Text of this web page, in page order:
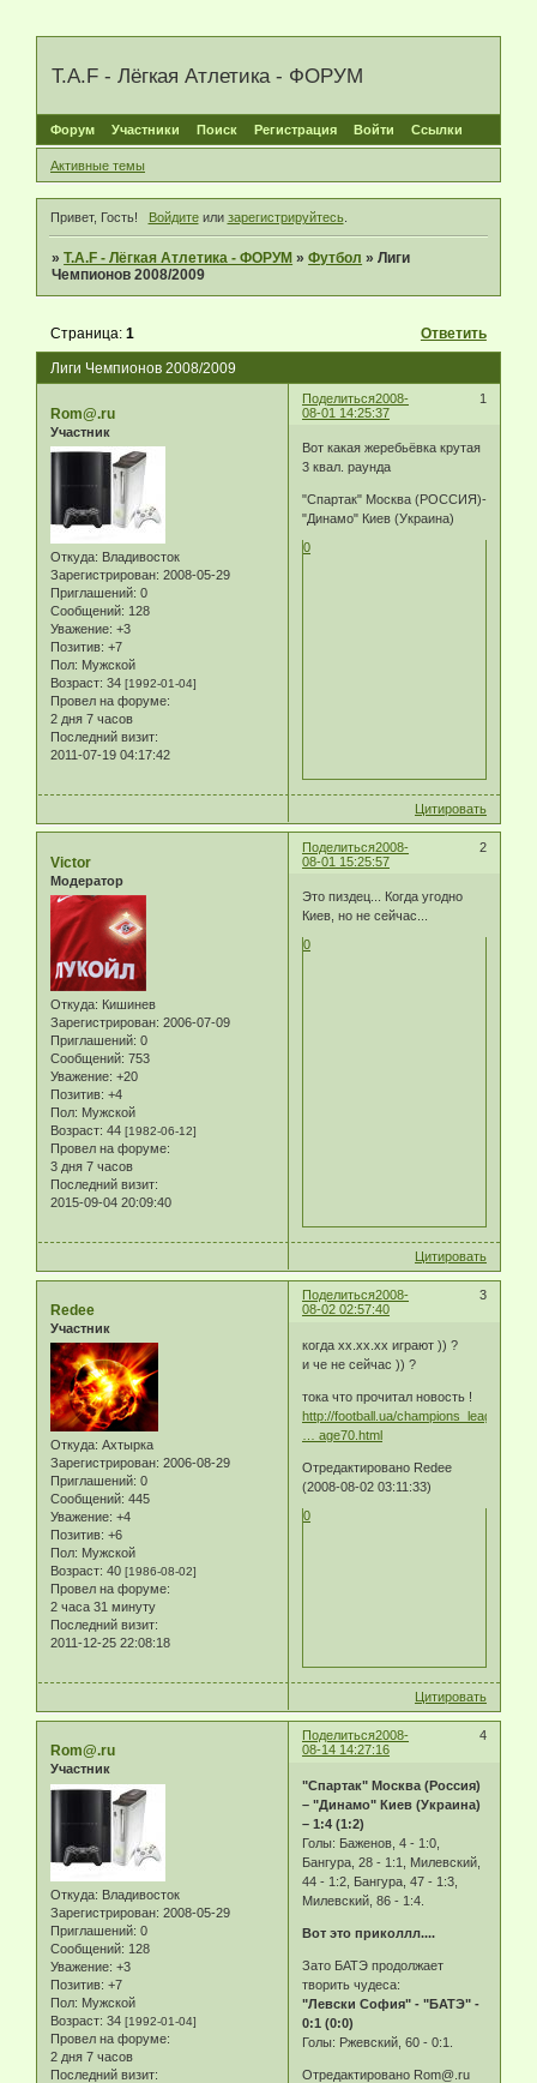
T.A.F - Лёгкая Атлетика - ФОРУМ
Форум Участники Поиск Регистрация Войти Ссылки
Активные темы
Привет, Гость! Войдитеили зарегистрируйтесь.
»T.A.F - Лёгкая Атлетика - ФОРУМ »Футбол »Лиги
Чемпионов 2008/2009
Лиги Чемпионов 2008/2009
Страница:1 Ответить
Поделиться 1
2008-
08-01 14:25:37
Rom@.ru
Участник
Откуда: Владивосток
Зарегистрирован: 2008-05-29
Приглашений: 0
Сообщений: 128
Уважение: +3
Позитив: +7
Пол: Мужской
Возраст: 34 [1992-01-04]
Провел на форуме:
2 дня 7 часов
Последний визит:
2011-07-19 04:17:42
Вот какая жеребьёвка крутая
3 квал. раунда
"Спартак" Москва (РОССИЯ)-
"Динамо" Киев (Украина)
0
Цитировать
Поделиться 2
2008-
08-01 15:25:57
Victor
Модератор
Откуда: Кишинев
Зарегистрирован: 2006-07-09
Приглашений: 0
Сообщений: 753
Уважение: +20
Позитив: +4
Пол: Мужской
Возраст: 44 [1982-06-12]
Провел на форуме:
3 дня 7 часов
Последний визит:
2015-09-04 20:09:40
Это пиздец... Когда угодно
Киев, но не сейчас...
0
Цитировать
Поделиться 3
2008-
08-02 02:57:40
Redee
Участник
Откуда: Ахтырка
Зарегистрирован: 2006-08-29
Приглашений: 0
Сообщений: 445
Уважение: +4
Позитив: +6
Пол: Мужской
Возраст: 40 [1986-08-02]
Провел на форуме:
2 часа 31 минуту
Последний визит:
2011-12-25 22:08:18
когда хх.хх.хх играют )) ?
и че не сейчас )) ?
тока что прочитал новость !
http://football.ua/champions_league/new
… age70.html
Отредактировано Redee
(2008-08-02 03:11:33)
0
Цитировать
Поделиться 4
2008-
08-14 14:27:16
Rom@.ru
Участник
Откуда: Владивосток
Зарегистрирован: 2008-05-29
Приглашений: 0
Сообщений: 128
Уважение: +3
Позитив: +7
Пол: Мужской
Возраст: 34 [1992-01-04]
Провел на форуме:
2 дня 7 часов
Последний визит:
"Спартак" Москва (Россия)
– "Динамо" Киев (Украина)
– 1:4 (1:2)
Голы: Баженов, 4 - 1:0,
Бангура, 28 - 1:1, Милевский,
44 - 1:2, Бангура, 47 - 1:3,
Милевский, 86 - 1:4.
Вот это приколлл....
Зато БАТЭ продолжает
творить чудеса:
"Левски София" - "БАТЭ" -
0:1 (0:0)
Голы: Ржевский, 60 - 0:1.
Отредактировано Rom@.ru